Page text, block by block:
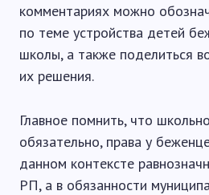
комментариях можно
по теме устройства детей
школы, а также поделиться
их решения.
Главное помнить, что
обязательно, права у
данном контексте
РП, а в обязанности